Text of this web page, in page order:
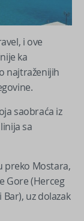
i ove
ka
najtraženijih
saobraća iz
sa
preko Mostara,
Gore (Herceg
uz dolazak